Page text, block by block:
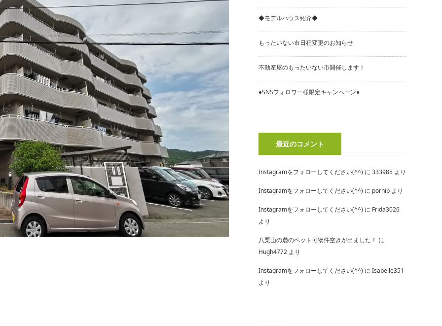
◆モデルハウス紹介◆
もったいない市日程変更のお知らせ
不動産屋のもったいない市開催します！
●SNSフォロワー様限定キャンペーン●
最近のコメント
Instagramをフォローしてください(^^) に 333985 より
Instagramをフォローしてください(^^) に pornip より
Instagramをフォローしてください(^^) に Frida3026
より
八栗山の麓のペット可物件空きが出ました！ に
Hugh4772 より
Instagramをフォローしてください(^^) に Isabelle351
より